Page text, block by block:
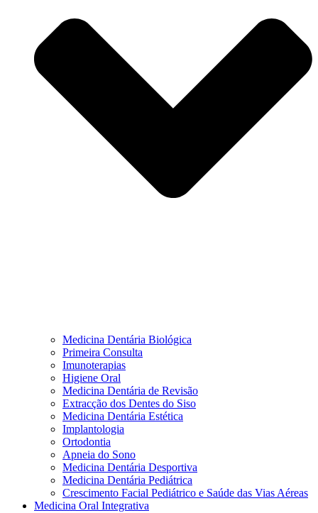
Medicina Dentária Biológica
Primeira Consulta
Imunoterapias
Higiene Oral
Medicina Dentária de Revisão
Extracção dos Dentes do Siso
Medicina Dentária Estética
Implantologia
Ortodontia
Apneia do Sono
Medicina Dentária Desportiva
Medicina Dentária Pediátrica
Crescimento Facial Pediátrico e Saúde das Vias Aéreas
Medicina Oral Integrativa